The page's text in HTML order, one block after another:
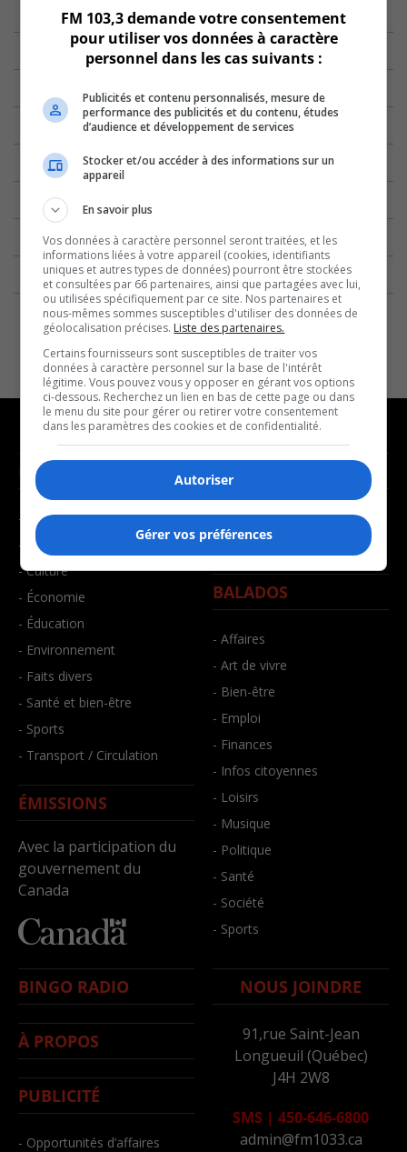
NOUVELLES
- Affaires municipales
- Communauté / Social
- Culture
- Économie
- Éducation
- Environnement
- Faits divers
- Santé et bien-être
- Sports
- Transport / Circulation
ÉMISSIONS
Avec la participation du
gouvernement du
Canada
MUSIQUE
- Décompte franco
- Joué récemment
BALADOS
- Affaires
- Art de vivre
- Bien-être
- Emploi
- Finances
- Infos citoyennes
- Loisirs
- Musique
- Politique
- Santé
- Société
- Sports
BINGO RADIO
À PROPOS
PUBLICITÉ
- Opportunités d’affaires
NOUS JOINDRE
91,rue Saint-Jean
Longueuil (Québec)
J4H 2W8
SMS | 450-646-6800
admin@fm1033.ca
FM 103,3 demande votre consentement
pour utiliser vos données à caractère
personnel dans les cas suivants :
Publicités et contenu personnalisés, mesure de
performance des publicités et du contenu, études
d’audience et développement de services
Stocker et/ou accéder à des informations sur un
appareil
En savoir plus
Vos données à caractère personnel seront traitées, et les
informations liées à votre appareil (cookies, identifiants
uniques et autres types de données) pourront être stockées
et consultées par 66 partenaires, ainsi que partagées avec lui,
ou utilisées spécifiquement par ce site. Nos partenaires et
nous-mêmes sommes susceptibles d'utiliser des données de
géolocalisation précises. Liste des partenaires.
Certains fournisseurs sont susceptibles de traiter vos
données à caractère personnel sur la base de l'intérêt
légitime. Vous pouvez vous y opposer en gérant vos options
ci-dessous. Recherchez un lien en bas de cette page ou dans
le menu du site pour gérer ou retirer votre consentement
dans les paramètres des cookies et de confidentialité.
Autoriser
Gérer vos préférences